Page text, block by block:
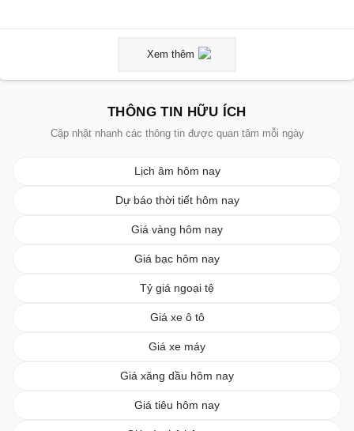
Xem thêm
THÔNG TIN HỮU ÍCH
Cập nhật nhanh các thông tin được quan tâm mỗi ngày
Lịch âm hôm nay
Dự báo thời tiết hôm nay
Giá vàng hôm nay
Giá bạc hôm nay
Tỷ giá ngoại tệ
Giá xe ô tô
Giá xe máy
Giá xăng dầu hôm nay
Giá tiêu hôm nay